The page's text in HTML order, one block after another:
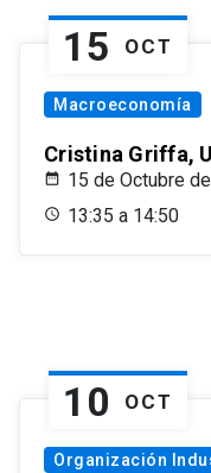
15 OCT
Macroeconomía
Cristina Griffa,
15 de Octubre
13:35 a 14:50
10 OCT
Organización